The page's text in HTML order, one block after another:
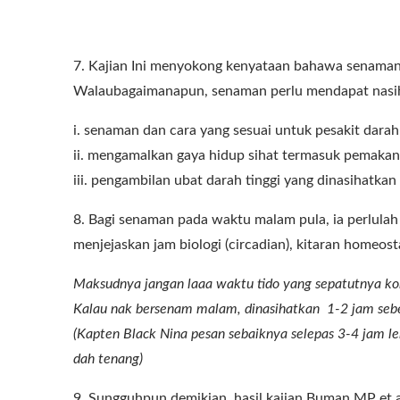
7. Kajian Ini menyokong kenyataan bahawa
Walaubagaimanapun, senaman perlu mendapat
i. senaman dan cara yang sesuai untuk pesakit
ii. mengamalkan gaya hidup sihat termasuk
iii. pengambilan ubat darah tinggi yang
8. Bagi senaman pada waktu malam pula, ia
menjejaskan jam biologi (circadian), kitaran
Maksudnya jangan laaa waktu tido yang sepatutnya
Kalau nak bersenam malam, dinasihatkan 1-2 jam
(Kapten Black Nina pesan sebaiknya selepas 3-4 jam
dah tenang)